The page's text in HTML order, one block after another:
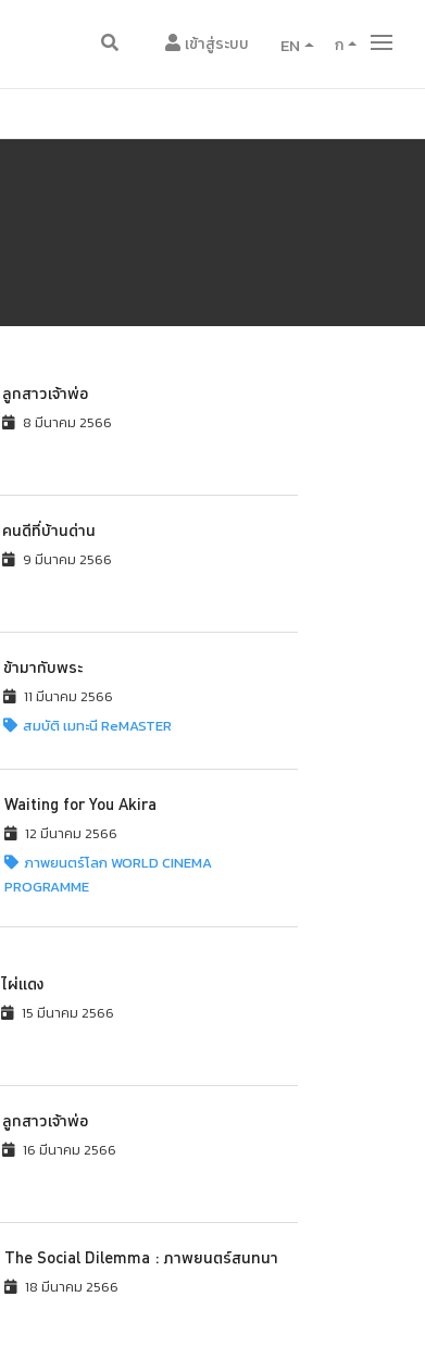
เข้าสู่ระบบ EN ก
ลูกสาวเจ้าพ่อ
8 มีนาคม 2566
คนดีที่บ้านด่าน
9 มีนาคม 2566
ข้ามากับพระ
11 มีนาคม 2566
สมบัติ เมทะนี ReMASTER
Waiting for You Akira
12 มีนาคม 2566
ภาพยนตร์โลก WORLD CINEMA
PROGRAMME
ไผ่แดง
15 มีนาคม 2566
ลูกสาวเจ้าพ่อ
16 มีนาคม 2566
The Social Dilemma : ภาพยนตร์สนทนา
18 มีนาคม 2566